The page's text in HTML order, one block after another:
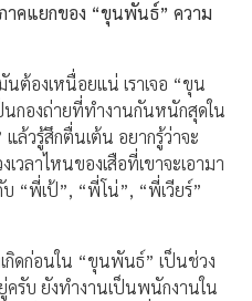
าคแยกของ “ขุนพันธ์” ความ
นต้องเหนื่อยแน่ เราเจอ “ขุน
นกองถ่ายที่ทำงานกันหนักสุดใน
ล้วรู้สึกตื่นเต้น อยากรู้ว่าจะ
วลาไหนของเสือที่เขาจะเอามา
บ “พี่เป้”, “พี่โน่”, “พี่เวียร์”
กิดก่อนใน “ขุนพันธ์” เป็นช่วง
ครับ ยังทำงานเป็นพนักงานใน